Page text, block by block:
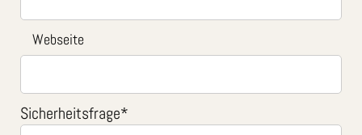
Webseite
Sicherheitsfrage*